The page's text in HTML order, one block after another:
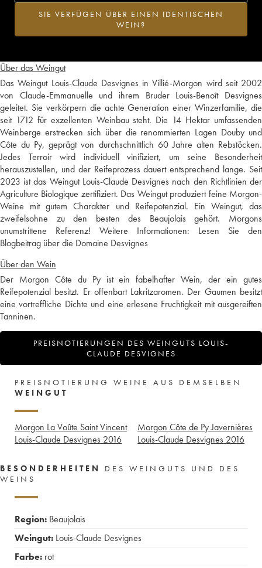
Über das Weingut
Das Weingut Louis-Claude Desvignes in Villié-Morgon wird seit 2002
von Claude-Emmanuelle und ihrem Bruder Louis-Benoît Desvignes
geleitet. Sie verkörpern die achte Generation einer Winzerfamilie, die
seit 1712 für exzellenten Weinbau steht. Die 14 Hektar umfassenden
Weinberge erstrecken sich über die renommierten Lagen Douby und
Côte du Py, geprägt von durchschnittlich 60 Jahre alten Rebstöcken.
Jedes Terroir wird individuell vinifiziert, um seine Besonderheit
herauszustellen, und der Reifeprozess dauert entsprechend lange. Seit
2023 ist das Weingut Louis-Claude Desvignes nach den Richtlinien der
Agriculture Biologique zertifiziert. Das Weingut produziert feine Morgon-
Weine mit gutem Charakter und Reifepotenzial. Ein Weingut, das
zweifelsohne zu den besten des Beaujolais gehört. Morgons
unumstrittene Referenz! Weitere Informationen: Lesen Sie den
Blogbeitrag über die Domaine Desvignes
Über den Wein
Der Morgon Côte du Py ist ein fabelhafter Wein, der ein gutes
Reifepotenzial besitzt. Er offenbart Lakritzaromen. Der Gaumen besitzt
eine vortreffliche Dichte und eine erlesene Fruchtigkeit mit ausgereiften
Tanninen.
PREISNOTIERUNGEN DES WEINGUTS LOUIS-
CLAUDE DESVIGNES
SIE VERFÜGEN ÜBER EINEN IDENTISCHEN
WEIN?
PREISNOTIERUNG WEINE AUS DEMSELBEN
WEINGUT
Morgon La Voûte Saint Vincent
Louis-Claude Desvignes 2016
Morgon Côte de Py Javernières
Louis-Claude Desvignes 2016
BESONDERHEITEN
DES WEINGUTS UND DES
WEINS
Region: Beaujolais
Weingut: Louis-Claude Desvignes
Farbe: rot